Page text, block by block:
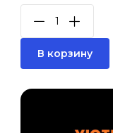
В корзину